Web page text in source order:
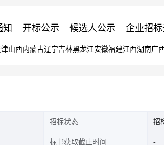
知 开标公示 候选人公示 企业招
津山西内蒙古辽宁吉林黑龙江安徽福建江西湖南广
招标状态 招
标书获取截止时间